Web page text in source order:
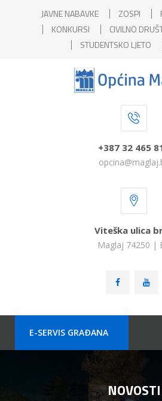
JAVNE NABAVKE ZOSPI
KONKURSI
CIVILNO
STUDENTSKO LJETO
+387 32 465
Viteška ulica
Maglaj 74250 |
E-SERVIS GRAÐANA
NOVOSTI